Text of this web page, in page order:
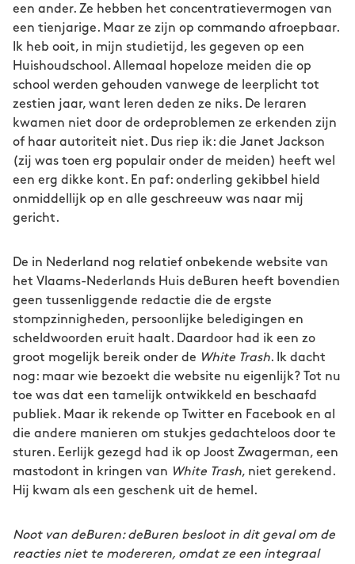
een ander. Ze hebben het concentratievermogen van
een tienjarige. Maar ze zijn op commando afroepbaar.
Ik heb ooit, in mijn studietijd, les gegeven op een
Huishoudschool. Allemaal hopeloze meiden die op
school werden gehouden vanwege de leerplicht tot
zestien jaar, want leren deden ze niks. De leraren
kwamen niet door de ordeproblemen ze erkenden zijn
of haar autoriteit niet. Dus riep ik: die Janet Jackson
(zij was toen erg populair onder de meiden) heeft wel
een erg dikke kont. En paf: onderling gekibbel hield
onmiddellijk op en alle geschreeuw was naar mij
gericht.
De in Nederland nog relatief onbekende website van
het Vlaams-Nederlands Huis deBuren heeft bovendien
geen tussenliggende redactie die de ergste
stompzinnigheden, persoonlijke beledigingen en
scheldwoorden eruit haalt. Daardoor had ik een zo
groot mogelijk bereik onder de White Trash. Ik dacht
nog: maar wie bezoekt die website nu eigenlijk? Tot nu
toe was dat een tamelijk ontwikkeld en beschaafd
publiek. Maar ik rekende op Twitter en Facebook en al
die andere manieren om stukjes gedachteloos door te
sturen. Eerlijk gezegd had ik op Joost Zwagerman, een
mastodont in kringen van White Trash, niet gerekend.
Hij kwam als een geschenk uit de hemel.
Noot van deBuren: deBuren besloot in dit geval om de
reacties niet te modereren, omdat ze een integraal